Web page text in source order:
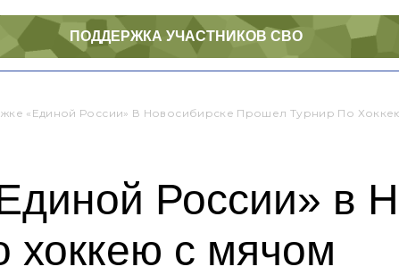
ПОДДЕРЖКА УЧАСТНИКОВ СВО
«Единой России» В Новосибирске Прошел Турнир По
России» в
хоккею с мячом